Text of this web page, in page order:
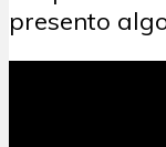
presento